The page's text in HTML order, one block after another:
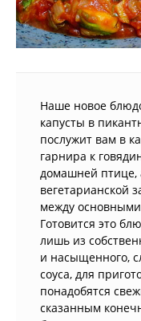
Наше новое
капусты в
послужит вам в
гарнира к
домашней птице,
вегетарианской
между
Готовится это
лишь из
и насыщенного,
соуса, для
понадобятся
сказанным